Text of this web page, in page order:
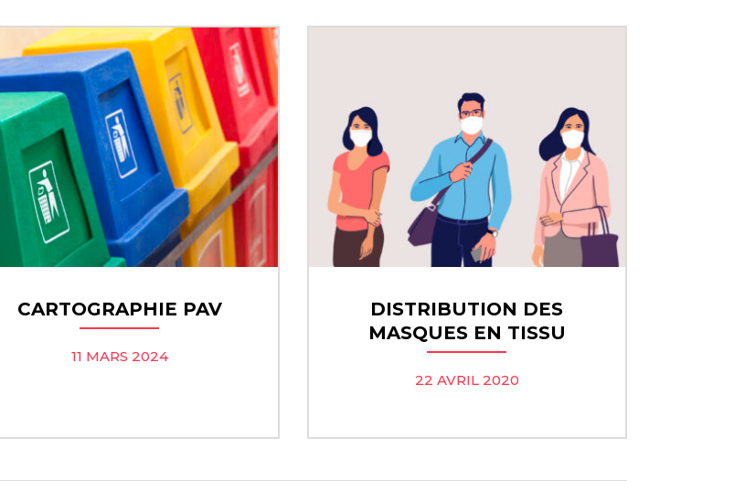
CARTOGRAPHIE PAV
11 MARS 2024
DISTRIBUTION DES
MASQUES EN TISSU
22 AVRIL 2020